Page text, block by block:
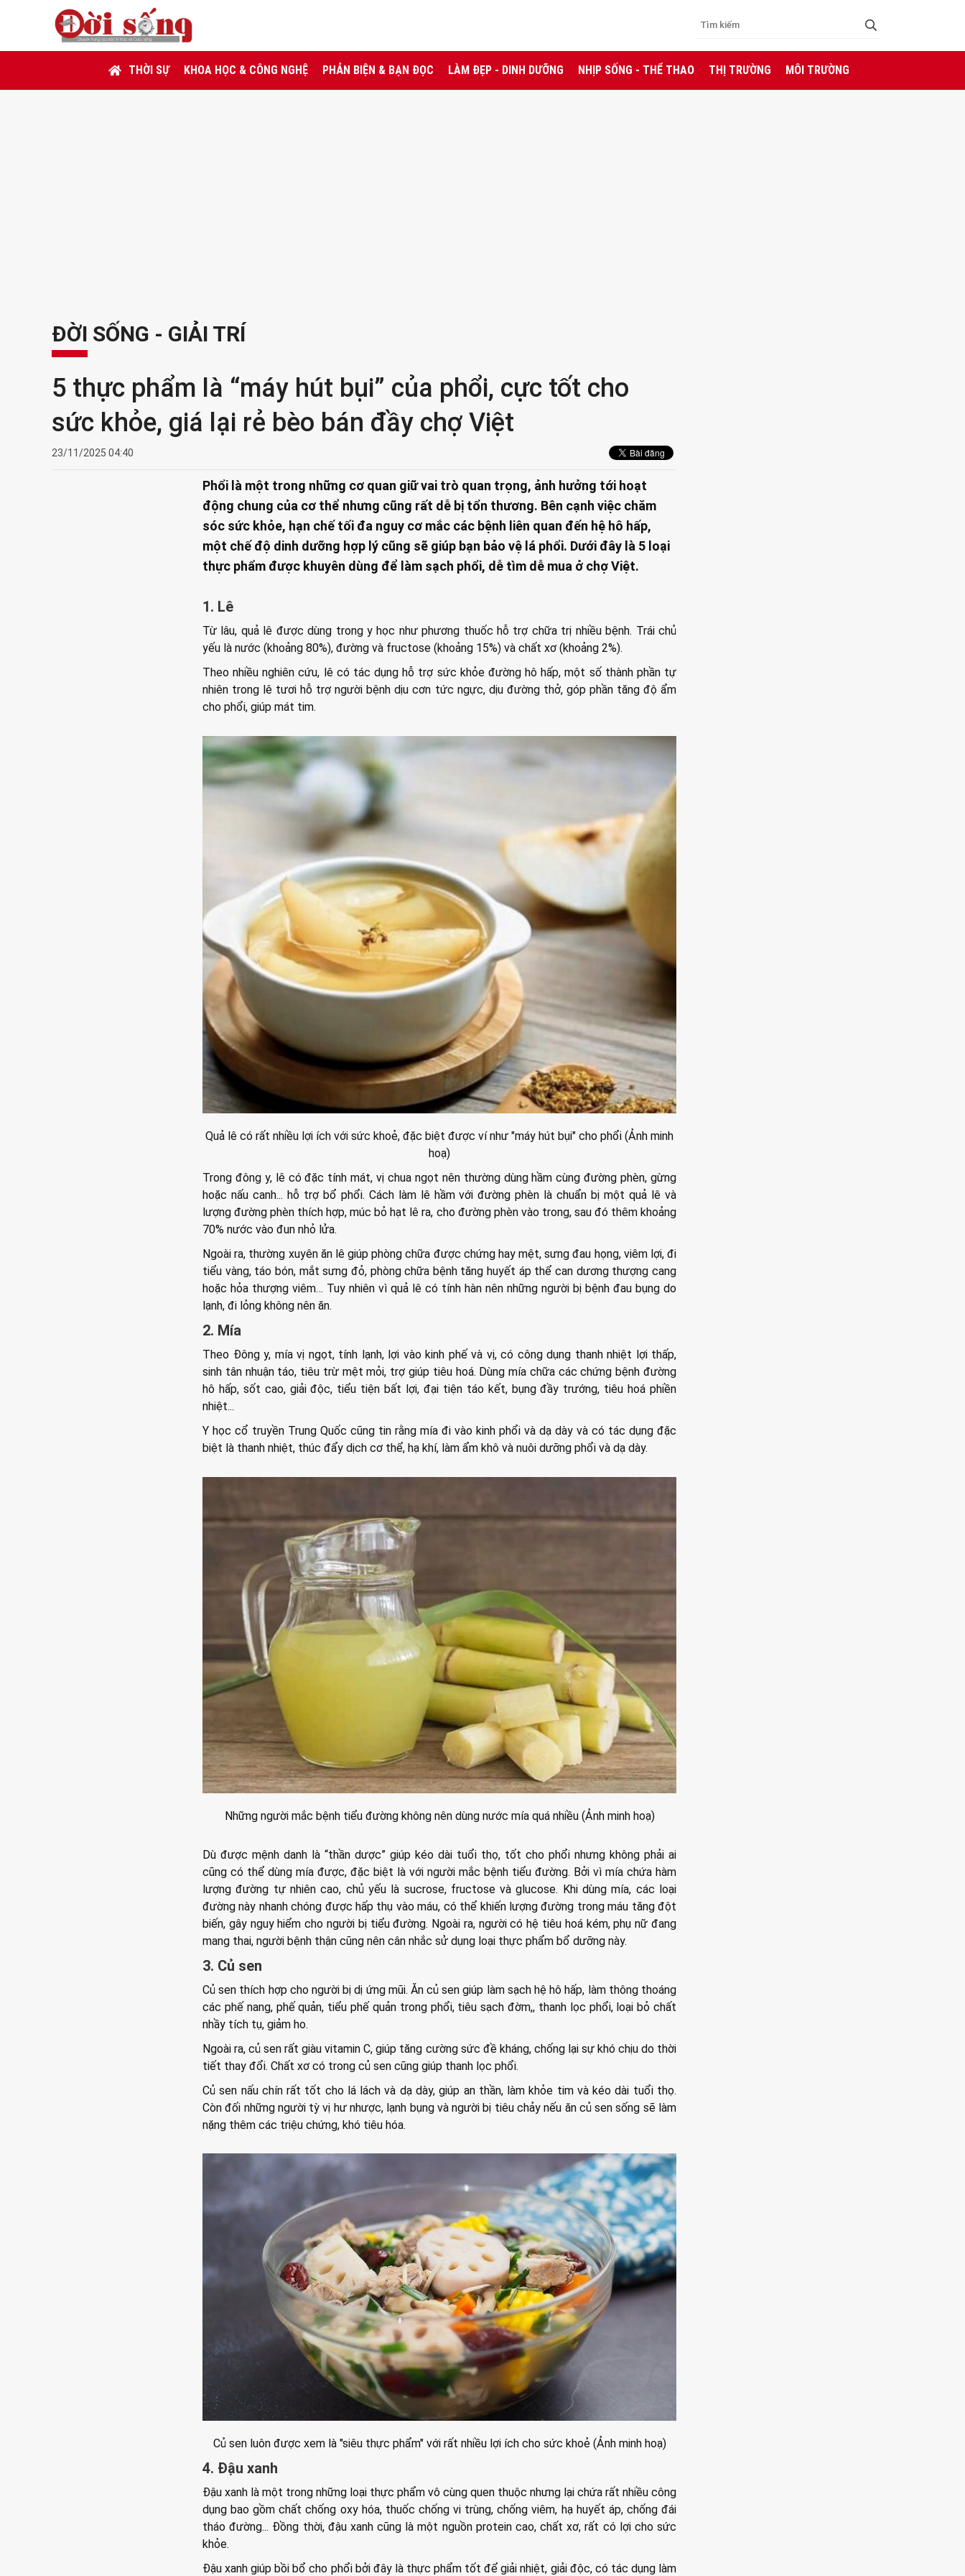
THỜI SỰ KHOA HỌC & CÔNG NGHỆ PHẢN BIỆN & BẠN ĐỌC LÀM ĐẸP - DINH DƯỠNG NHỊP SỐNG - THỂ THAO THỊ TRƯỜNG MÔI TRƯỜNG
ĐỜI SỐNG - GIẢI TRÍ
5 thực phẩm là “máy hút bụi” của phổi, cực tốt cho
sức khỏe, giá lại rẻ bèo bán đầy chợ Việt
23/11/2025 04:40
Phổi là một trong những cơ quan giữ vai trò quan trọng, ảnh hưởng tới hoạt
động chung của cơ thể nhưng cũng rất dễ bị tổn thương. Bên cạnh việc chăm
sóc sức khỏe, hạn chế tối đa nguy cơ mắc các bệnh liên quan đến hệ hô hấp,
một chế độ dinh dưỡng hợp lý cũng sẽ giúp bạn bảo vệ lá phổi. Dưới đây là 5 loại
thực phẩm được khuyên dùng để làm sạch phổi, dễ tìm dễ mua ở chợ Việt.
1. Lê
Từ lâu, quả lê được dùng trong y học như phương thuốc hỗ trợ chữa trị nhiều bệnh. Trái chủ
yếu là nước (khoảng 80%), đường và fructose (khoảng 15%) và chất xơ (khoảng 2%).
Theo nhiều nghiên cứu, lê có tác dụng hỗ trợ sức khỏe đường hô hấp, một số thành phần tự
nhiên trong lê tươi hỗ trợ người bệnh dịu cơn tức ngực, dịu đường thở, góp phần tăng độ ẩm
cho phổi, giúp mát tim.
Quả lê có rất nhiều lợi ích với sức khoẻ, đặc biệt được ví như "máy hút bụi" cho phổi (Ảnh minh
hoạ)
Trong đông y, lê có đặc tính mát, vị chua ngọt nên thường dùng hầm cùng đường phèn, gừng
hoặc nấu canh... hỗ trợ bổ phổi. Cách làm lê hầm với đường phèn là chuẩn bị một quả lê và
lượng đường phèn thích hợp, múc bỏ hạt lê ra, cho đường phèn vào trong, sau đó thêm khoảng
70% nước vào đun nhỏ lửa.
Ngoài ra, thường xuyên ăn lê giúp phòng chữa được chứng hay mệt, sưng đau họng, viêm lợi, đi
tiểu vàng, táo bón, mắt sưng đỏ, phòng chữa bệnh tăng huyết áp thể can dương thượng cang
hoặc hỏa thượng viêm… Tuy nhiên vì quả lê có tính hàn nên những người bị bệnh đau bụng do
lạnh, đi lỏng không nên ăn.
2. Mía
Theo Đông y, mía vị ngọt, tính lạnh, lợi vào kinh phế và vị, có công dụng thanh nhiệt lợi thấp,
sinh tân nhuận táo, tiêu trừ mệt mỏi, trợ giúp tiêu hoá. Dùng mía chữa các chứng bệnh đường
hô hấp, sốt cao, giải độc, tiểu tiện bất lợi, đại tiện táo kết, bụng đầy trướng, tiêu hoá phiền
nhiệt...
Y học cổ truyền Trung Quốc cũng tin rằng mía đi vào kinh phổi và dạ dày và có tác dụng đặc
biệt là thanh nhiệt, thúc đẩy dịch cơ thể, hạ khí, làm ẩm khô và nuôi dưỡng phổi và dạ dày.
Những người mắc bệnh tiểu đường không nên dùng nước mía quá nhiều (Ảnh minh hoạ)
Dù được mệnh danh là “thần dược” giúp kéo dài tuổi thọ, tốt cho phổi nhưng không phải ai
cũng có thể dùng mía được, đặc biệt là với người mắc bệnh tiểu đường. Bởi vì mía chứa hàm
lượng đường tự nhiên cao, chủ yếu là sucrose, fructose và glucose. Khi dùng mía, các loại
đường này nhanh chóng được hấp thụ vào máu, có thể khiến lượng đường trong máu tăng đột
biến, gây nguy hiểm cho người bị tiểu đường. Ngoài ra, người có hệ tiêu hoá kém, phụ nữ đang
mang thai, người bệnh thận cũng nên cân nhắc sử dụng loại thực phẩm bổ dưỡng này.
3. Củ sen
Củ sen thích hợp cho người bị dị ứng mũi. Ăn củ sen giúp làm sạch hệ hô hấp, làm thông thoáng
các phế nang, phế quản, tiểu phế quản trong phổi, tiêu sạch đờm,, thanh lọc phổi, loại bỏ chất
nhầy tích tụ, giảm ho.
Ngoài ra, củ sen rất giàu vitamin C, giúp tăng cường sức đề kháng, chống lại sự khó chịu do thời
tiết thay đổi. Chất xơ có trong củ sen cũng giúp thanh lọc phổi.
Củ sen nấu chín rất tốt cho lá lách và dạ dày, giúp an thần, làm khỏe tim và kéo dài tuổi thọ.
Còn đối những người tỳ vị hư nhược, lạnh bụng và người bị tiêu chảy nếu ăn củ sen sống sẽ làm
nặng thêm các triệu chứng, khó tiêu hóa.
Củ sen luôn được xem là "siêu thực phẩm" với rất nhiều lợi ích cho sức khoẻ (Ảnh minh hoạ)
4. Đậu xanh
Đậu xanh là một trong những loại thực phẩm vô cùng quen thuộc nhưng lại chứa rất nhiều công
dụng bao gồm chất chống oxy hóa, thuốc chống vi trùng, chống viêm, hạ huyết áp, chống đái
tháo đường... Đồng thời, đậu xanh cũng là một nguồn protein cao, chất xơ, rất có lợi cho sức
khỏe.
Đậu xanh giúp bồi bổ cho phổi bởi đây là thực phẩm tốt để giải nhiệt, giải độc, có tác dụng làm